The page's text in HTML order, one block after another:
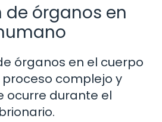
de órganos en
órganos en el cuerpo
complejo y
ocurre durante el